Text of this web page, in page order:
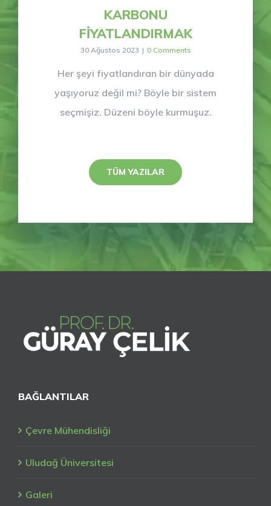
KARBONU
FİYATLANDIRMAK
30 Ağustos 2023 | 0 Comments
Her şeyi fiyatlandıran bir dünyada
yaşıyoruz değil mi? Böyle bir sistem
seçmişiz. Düzeni böyle kurmuşuz.
TÜM YAZILAR
BAĞLANTILAR
Çevre Mühendisliği
Uludağ Üniversitesi
Galeri